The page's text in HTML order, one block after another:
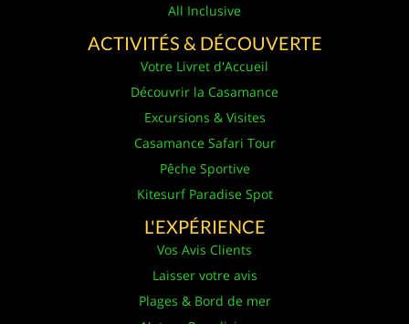
All Inclusive
ACTIVITÉS & DÉCOUVERTE
Votre Livret d'Accueil
Découvrir la Casamance
Excursions & Visites
Casamance Safari Tour
Pêche Sportive
Kitesurf Paradise Spot
L'EXPÉRIENCE
Vos Avis Clients
Laisser votre avis
Plages & Bord de mer